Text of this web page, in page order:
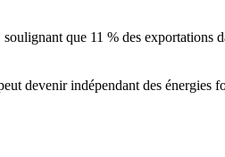
que 11 % des exportations
devenir indépendant des énergies